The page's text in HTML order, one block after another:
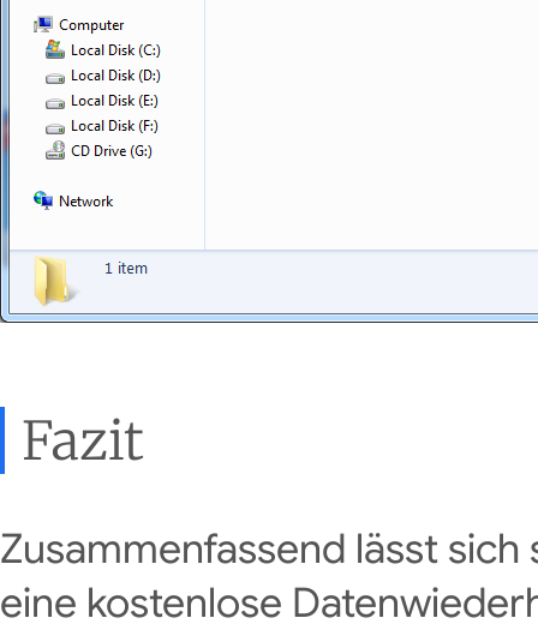
Fazit
Zusammenfassend lässt
eine kostenlose